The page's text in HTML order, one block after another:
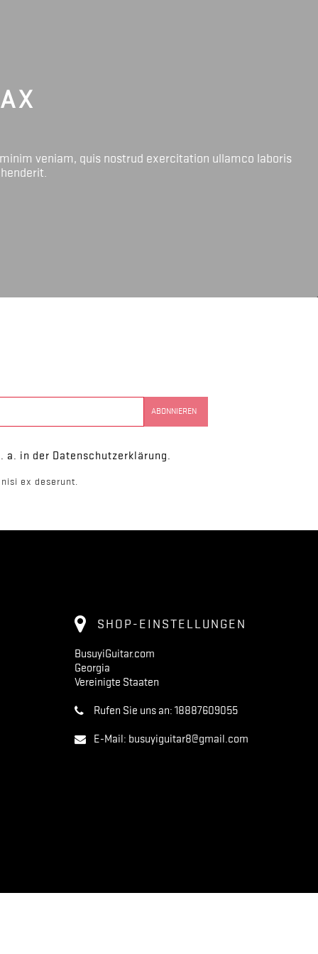
veniam, quis nostrud exercitation ullamco laboris
in der Datenschutzerklärung.
ex deserunt.
SHOP-EINSTELLUNGEN
BusuyiGuitar.com
Georgia
Vereinigte Staaten
Rufen Sie uns an: 18887609055
E-Mail: busuyiguitar8@gmail.com